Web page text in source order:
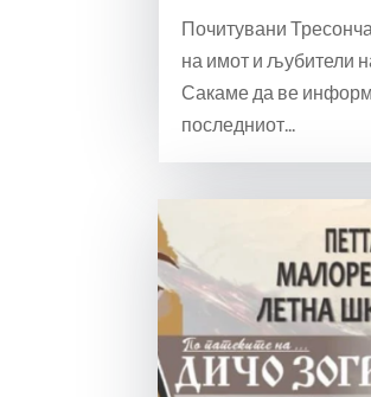
Почитувани
на имот и љубители
Сакаме да ве
последниот...